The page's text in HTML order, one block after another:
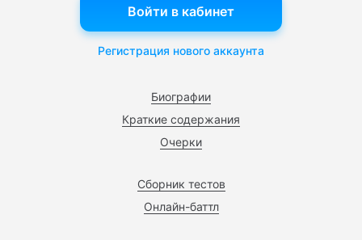
Биографии
Краткие содержания
Очерки
Сборник тестов
Онлайн-баттл
Войти в кабинет
Регистрация нового аккаунта